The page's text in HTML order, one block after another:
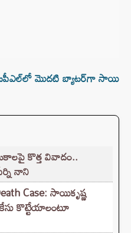
ఐపీఎల్‌లో మొదటి బ్యాటర్‌గా సాయి
కొత్త వివాదం..
నాని
Case: సాయికృష్ణ
కొట్టేయాలంటూ